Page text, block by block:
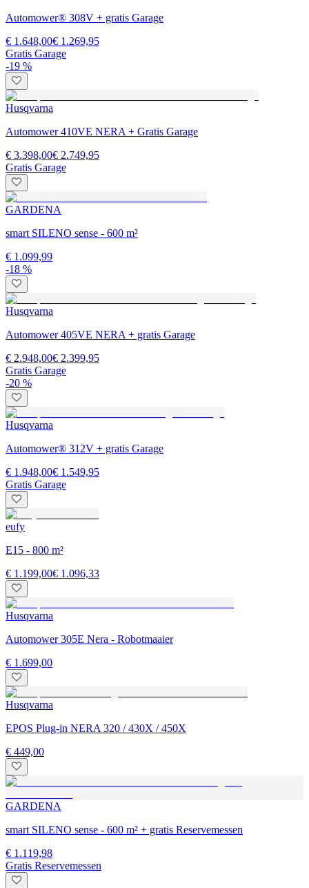
Automower® 308V + gratis Garage
€ 1.648,00€ 1.269,95
Gratis Garage
-19 %
Husqvarna
Automower 410VE NERA + Gratis Garage
€ 3.398,00€ 2.749,95
Gratis Garage
GARDENA
smart SILENO sense - 600 m²
€ 1.099,99
-18 %
Husqvarna
Automower 405VE NERA + gratis Garage
€ 2.948,00€ 2.399,95
Gratis Garage
-20 %
Husqvarna
Automower® 312V + gratis Garage
€ 1.948,00€ 1.549,95
Gratis Garage
eufy
E15 - 800 m²
€ 1.199,00€ 1.096,33
Husqvarna
Automower 305E Nera - Robotmaaier
€ 1.699,00
Husqvarna
EPOS Plug-in NERA 320 / 430X / 450X
€ 449,00
GARDENA
smart SILENO sense - 600 m² + gratis Reservemessen
€ 1.119,98
Gratis Reservemessen